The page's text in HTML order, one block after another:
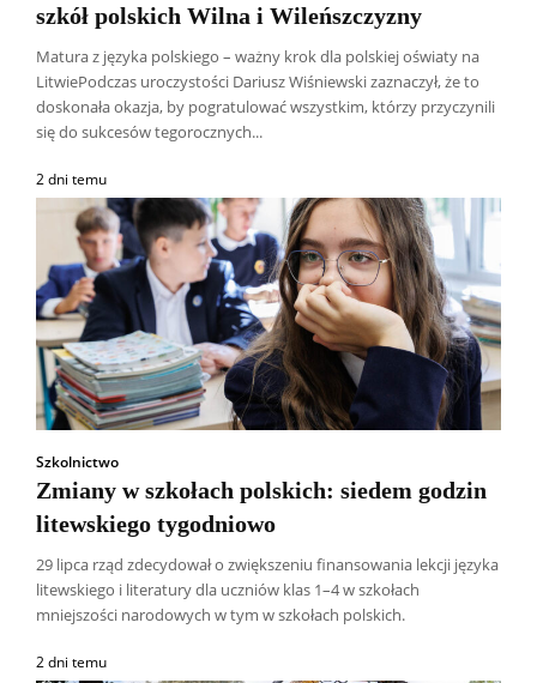
szkół polskich Wilna i Wileńszczyzny
Matura z języka polskiego – ważny krok dla polskiej oświaty na
LitwiePodczas uroczystości Dariusz Wiśniewski zaznaczył, że to
doskonała okazja, by pogratulować wszystkim, którzy przyczynili
się do sukcesów tegorocznych...
2 dni temu
Szkolnictwo
Zmiany w szkołach polskich: siedem godzin
litewskiego tygodniowo
29 lipca rząd zdecydował o zwiększeniu finansowania lekcji języka
litewskiego i literatury dla uczniów klas 1–4 w szkołach
mniejszości narodowych w tym w szkołach polskich.
2 dni temu